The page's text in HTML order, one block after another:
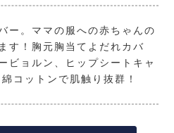
ー。ママの服への赤ちゃんの
す！胸元胸当てよだれカバ
ビョルン、ヒップシートキャ
コットンで肌触り抜群！